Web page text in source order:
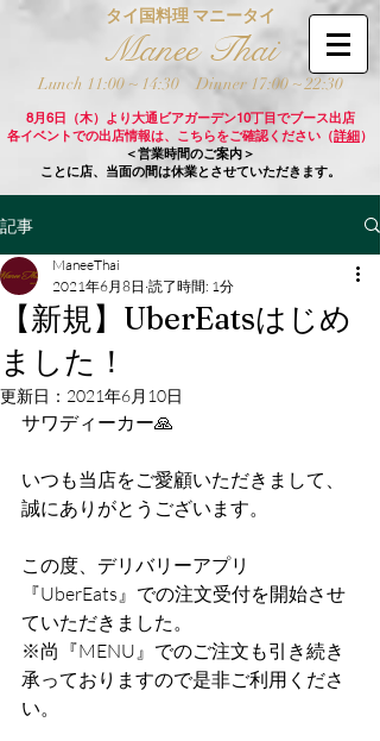
タイ国料理 マニータイ
Manee Thai
Lunch 11:00 ~ 14:30 Dinner 17:00 ~ 22:30
8月6日（木）より大通ビアガーデン10丁目でブース出店
各イベントでの出店情報は、こちらをご確認ください（詳細）
＜営業時間のご案内＞
ことに店、当面の間は休業とさせていただきます。
記事
【新規】UberEatsはじめ
ました！
ManeeThai
2021年6月8日 読了時間: 1分
更新日： 2021年6月10日
サワディーカー🙏
いつも当店をご愛顧いただきまして、
誠にありがとうございます。
この度、デリバリーアプリ
『UberEats』での注文受付を開始させ
ていただきました。
※尚『MENU』でのご注文も引き続き
承っておりますので是非ご利用くださ
い。